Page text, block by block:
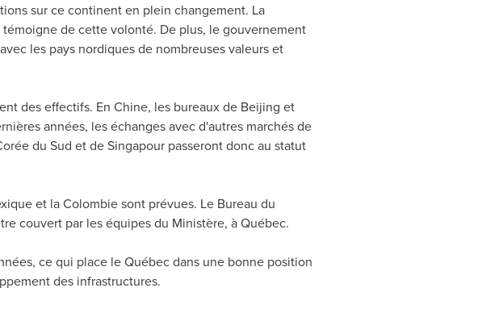
sur ce continent en plein changement. La
de cette volonté. De plus, le gouvernement
les pays nordiques de nombreuses valeurs et
des effectifs. En Chine, les bureaux de Beijing et
années, les échanges avec d'autres marchés de
du Sud et de Singapour passeront donc au statut
et la Colombie sont prévues. Le Bureau du
couvert par les équipes du Ministère, à Québec.
ce qui place le Québec dans une bonne position
des infrastructures.